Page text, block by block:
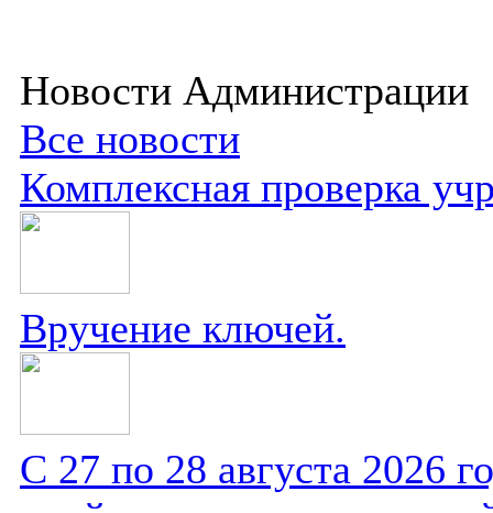
Новости Администрации
Все новости
Комплексная проверка
Вручение ключей.
С 27 по 28 августа 2026